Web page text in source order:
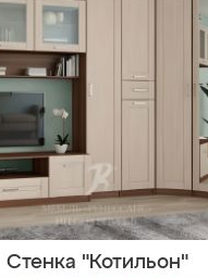
Стенка "Котильон"